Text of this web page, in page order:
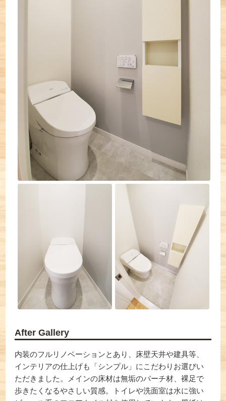
After Gallery
内装のフルリノベーションとあり、床壁天井や建具等、
インテリアの仕上げも「シンプル」にこだわりお選びい
ただきました。メインの床材は無垢のバーチ材、裸足で
歩きたくなるやさしい質感。トイレや洗面室は水に強い